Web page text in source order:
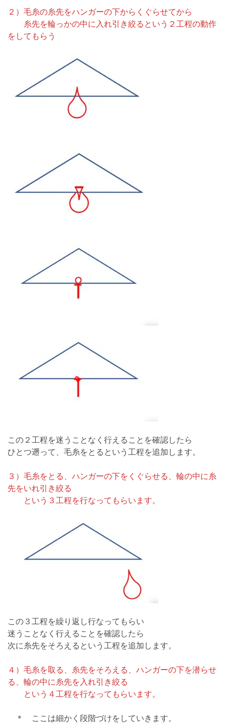
２）毛糸の糸先をハンガーの下からくぐらせてから
糸先を輪っかの中に入れ引き絞るという２工程の動作
をしてもらう
この２工程を迷うことなく行えることを確認したら
ひとつ遡って、毛糸をとるという工程を追加します。
３）毛糸をとる、ハンガーの下をくぐらせる、輪の中に糸
先をいれ引き絞る
という３工程を行なってもらいます。
この３工程を繰り返し行なってもらい
迷うことなく行えることを確認したら
次に糸先をそろえるという工程を追加します。
４）毛糸を取る、糸先をそろえる、ハンガーの下を潜らせ
る、輪の中に糸先を入れ引き絞る
という４工程を行なってもらいます。
＊ ここは細かく段階づけをしていきます。